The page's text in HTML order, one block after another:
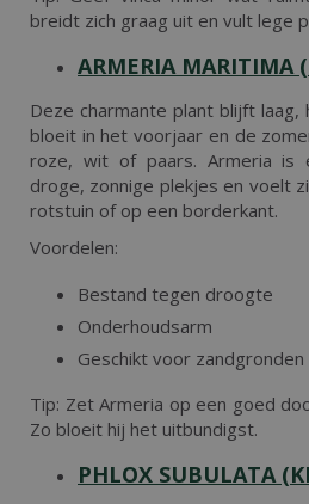
breidt zich graag uit en vult lege
ARMERIA MARITIMA
Deze charmante plant blijft
bloeit in het voorjaar en de
roze, wit of paars. Armeria is
droge, zonnige plekjes en voelt
rotstuin of op een borderkant.
Voordelen:
Bestand tegen droogte
Onderhoudsarm
Geschikt voor
Tip: Zet Armeria op een goed
Zo bloeit hij het uitbundigst.
PHLOX SUBULATA